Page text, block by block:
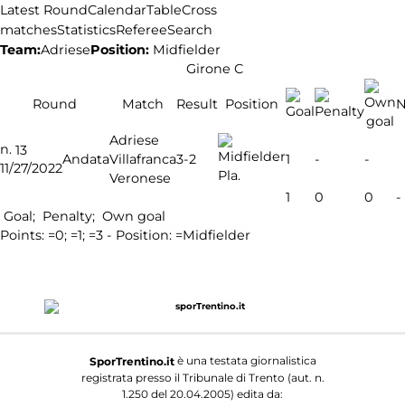
Latest RoundCalendarTableCross
matchesStatisticsRefereeSearch
Team:AdriesePosition: Midfielder
Girone C
Round Match Result Position
n. 13
11/27/2022
Andata
Adriese
Villafranca
Veronese
3-2
Pla.
1 - -
1 0 0
-
Goal; Penalty; Own goal
Points: =0; =1; =3 - Position: =Midfielder
SporTrentino.itè una testata giornalistica
registrata presso il Tribunale di Trento (aut. n.
1.250 del 20.04.2005) edita da: